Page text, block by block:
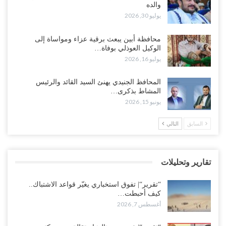
أغسطس 6, 2026
للسعودية بشأن النفط..!
أغسطس 6, 2026
“تقرير“| عرب جورنال: استقالة مدير مكتب العليمي.. هل دخلت سلطة
الرئاسي مرحلة التفكك المؤسسي..!
أغسطس 5, 2026
حضرموت على حافة الانفجار.. اشتباكات قبلية مع فصائل سعودية
وسط معركة سعودية لإسقاط آخر معاقل الزبيدي.. القبائل تستنفر و”درع
الوطن” تبدأ الانتشار..!
أغسطس 5, 2026
خلافات الرواتب تشعل مواجهة داخل معسكر التحالف… والإصلاح يصعّد
والده
يوليو 30, 2026
محافظة أبين يبعث برقية عزاء ومواساة إلى
الوكيل العوذلي بوفاة…
يوليو 16, 2026
المحافظ الجنيدي يهنئ السيد القائد والرئيس
المشاط بذكرى…
يونيو 15, 2026
السابق التالي
تقارير وتحليلات
“تقرير“| تفوق استخباري يغيّر قواعد الاشتباك..
كيف أحبطت…
أغسطس 7, 2026